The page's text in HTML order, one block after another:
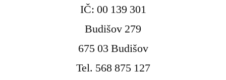
IČ: 00 139 301
Budišov 279
675 03 Budišov
Tel. 568 875 127